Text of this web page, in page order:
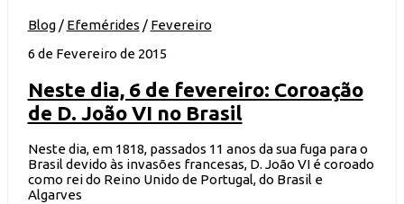
Blog/ Efemérides / Fevereiro
6 de Fevereiro de 2015
Neste dia, 6 de fevereiro: Coroação
de D. João VI no Brasil
Neste dia, em 1818, passados 11 anos da sua fuga para o
Brasil devido às invasões francesas, D. João VI é coroado
como rei do Reino Unido de Portugal, do Brasil e
Algarves